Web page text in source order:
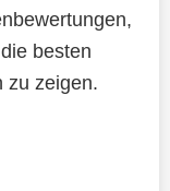
besten
zu zeigen.